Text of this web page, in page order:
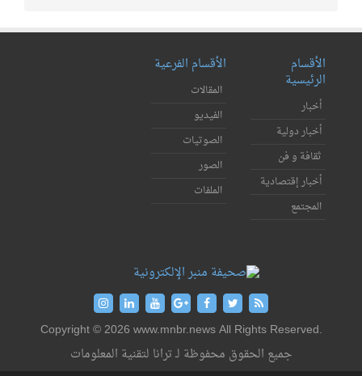
الأقسام
الرئيسية
أخبار
أخبار دولية
ثقافة و فن
أخبار إقتصادية
المجتمع
الأقسام الفرعية
المقالات
الفيديو
الصوتيات
الصور
الملفات
Copyright © 2026 www.mnbr.news All Rights Reserved.
جميع الحقوق محفوظة لـ ترانا لتقنية المعلومات